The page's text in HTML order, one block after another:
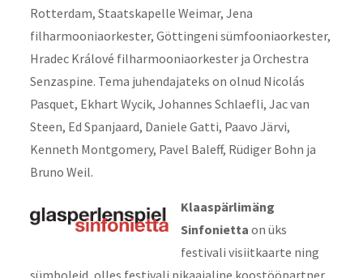
Rotterdam, Staatskapelle Weimar, Jena
filharmooniaorkester, Göttingeni sümfooniaorkester,
Hradec Králové filharmooniaorkester ja Orchestra
Senzaspine. Tema juhendajateks on olnud Nicolás
Pasquet, Ekhart Wycik, Johannes Schlaefli, Jac van
Steen, Ed Spanjaard, Daniele Gatti, Paavo Järvi,
Kenneth Montgomery, Pavel Baleff, Rüdiger Bohn ja
Bruno Weil.
Klaaspärlimäng
Sinfonietta on üks
festivali visiitkaarte ning
sümboleid, olles festivali pikaajaline koostööpartner